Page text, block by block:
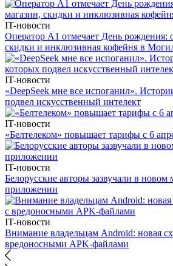
IT-новости
Оператор А1 отмечает День рождения:
скидки и инклюзивная кофейня в
IT-новости
«DeepSeek мне все испоганил».
подвел искусственный интелект
IT-новости
«Белтелеком» повышает тарифы с 6
IT-новости
Белорусские авторы зазвучали в
приложении
IT-новости
Внимание владельцам Android: новая
вредоносными APK-файлами